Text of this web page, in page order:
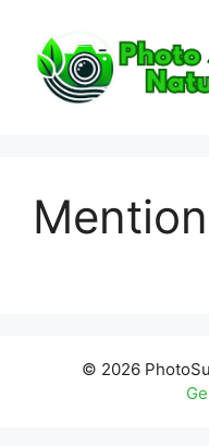
contenu
© 2026